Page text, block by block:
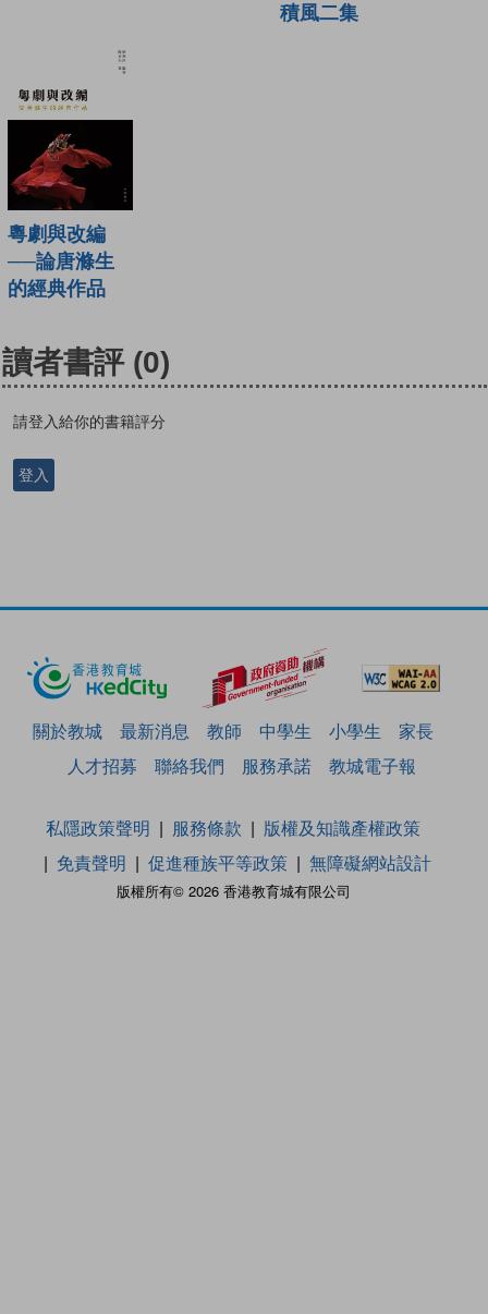
積風二集
粵劇與改編
──論唐滌生
的經典作品
讀者書評 (0)
請登入給你的書籍評分
登入
關於教城 最新消息 教師 中學生 小學生
家長
人才招募
聯絡我們 服務承諾 教城電子報
版權所有© 2026 香港教育城有限公司
私隱政策聲明 服務條款
版權及知識產權政策
免責聲明
促進種族平等政策 無障礙網站設計